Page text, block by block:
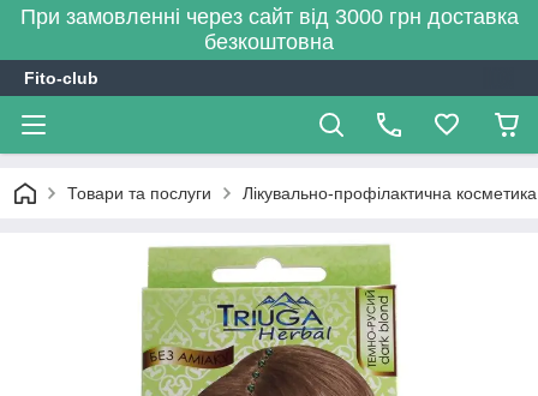
При замовленні через сайт від 3000 грн доставка
безкоштовна
Fito-club
Товари та послуги Лікувально-профілактична косметика